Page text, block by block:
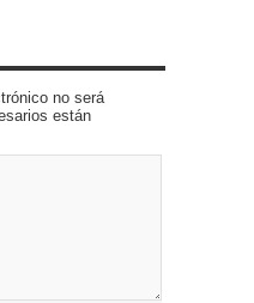
no será
están